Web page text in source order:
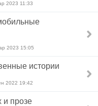
2023 11:33
2023 15:05
истории
2022 19:42
и прозе